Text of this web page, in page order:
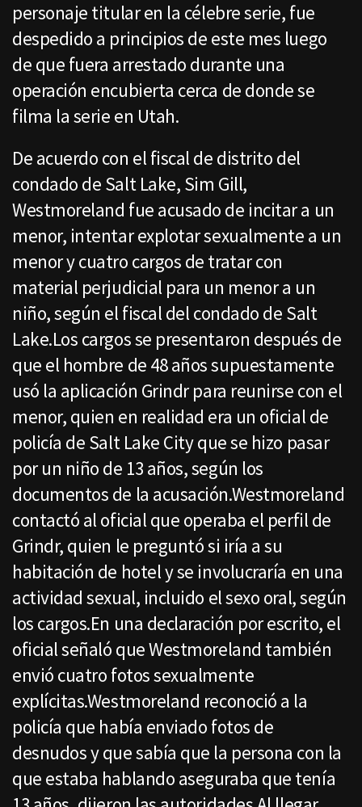
personaje titular en la célebre serie, fue
despedido a principios de este mes luego
de que fuera arrestado durante una
operación encubierta cerca de donde se
filma la serie en Utah.
De acuerdo con el fiscal de distrito del
condado de Salt Lake, Sim Gill,
Westmoreland fue acusado de incitar a un
menor, intentar explotar sexualmente a un
menor y cuatro cargos de tratar con
material perjudicial para un menor a un
niño, según el fiscal del condado de Salt
Lake.Los cargos se presentaron después de
que el hombre de 48 años supuestamente
usó la aplicación Grindr para reunirse con el
menor, quien en realidad era un oficial de
policía de Salt Lake City que se hizo pasar
por un niño de 13 años, según los
documentos de la acusación.Westmoreland
contactó al oficial que operaba el perfil de
Grindr, quien le preguntó si iría a su
habitación de hotel y se involucraría en una
actividad sexual, incluido el sexo oral, según
los cargos.En una declaración por escrito, el
oficial señaló que Westmoreland también
envió cuatro fotos sexualmente
explícitas.Westmoreland reconoció a la
policía que había enviado fotos de
desnudos y que sabía que la persona con la
que estaba hablando aseguraba que tenía